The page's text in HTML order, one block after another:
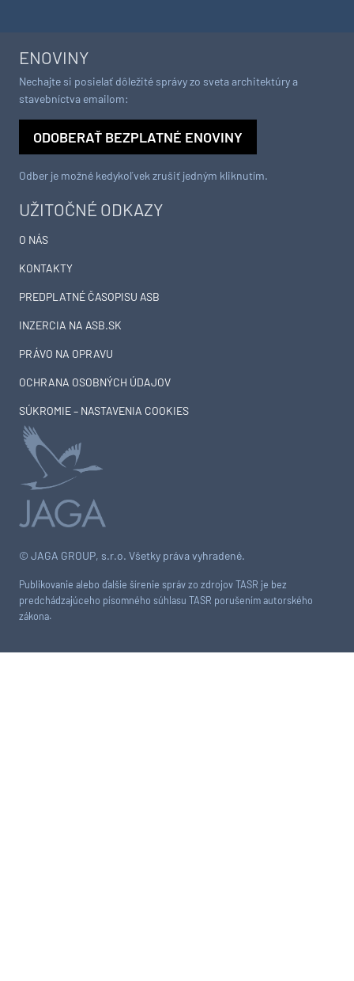
© JAGA GROUP, s.r.o. Všetky práva vyhradené.
Publikovanie alebo ďalšie šírenie správ zo zdrojov TASR je bez
predchádzajúceho písomného súhlasu TASR porušením autorského
zákona.
UŽITOČNÉ ODKAZY
O NÁS
KONTAKTY
PREDPLATNÉ ČASOPISU ASB
INZERCIA NA ASB.SK
PRÁVO NA OPRAVU
OCHRANA OSOBNÝCH ÚDAJOV
SÚKROMIE – NASTAVENIA COOKIES
ENOVINY
Nechajte si posielať dôležité správy zo sveta architektúry a
stavebníctva emailom:
ODOBERAŤ BEZPLATNÉ ENOVINY
Odber je možné kedykoľvek zrušiť jedným kliknutím.